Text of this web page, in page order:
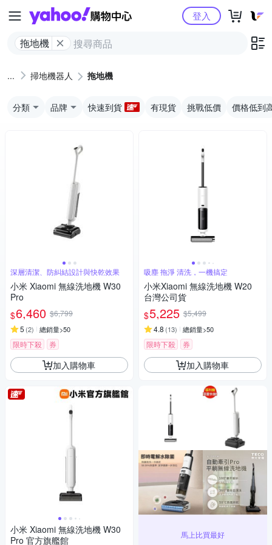
Yahoo購物中心
拖地機
登入
掃地機器人 拖地機
分類 品牌 快速到貨 有現貨 挑戰低價 價格低到
深層清潔、防糾結設計與快乾效果
小米 Xiaomi 無線洗地機 W30
Pro
$6,460 $6,799
5 (2) 總銷量>50
限時下殺 券
加入購物車
小米 Xiaomi 無線洗地機 W30
Pro 官方旗艦館
吸塵 拖淨 清洗，一機搞定
小米Xiaomi 無線洗地機 W20
台灣公司貨
$5,225 $5,499
4.8 (13) 總銷量>50
限時下殺 券
加入購物車
馬上比買最好